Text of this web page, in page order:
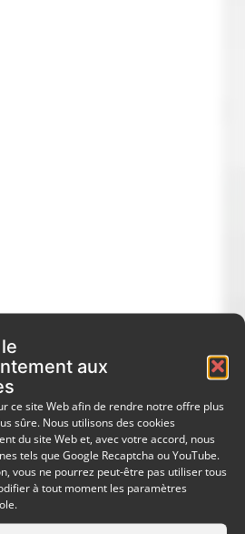
aux
ce site Web afin de rendre notre offre plus
sûre. Nous utilisons des cookies
du site Web et, avec votre accord, nous
tels que Google Recaptcha ou YouTube.
vous ne pourrez peut-être pas utiliser tous
à tout moment les paramètres